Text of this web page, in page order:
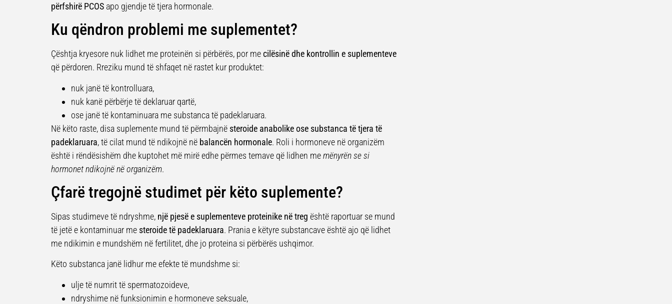
përfshirë PCOS apo gjendje të tjera hormonale.
Ku qëndron problemi me suplementet?
Çështja kryesore nuk lidhet me proteinën si përbërës, por mecilësinë dhe kontrollin e suplementeve
që përdoren. Rreziku mund të shfaqet në rastet kur produktet:
nuk janë të kontrolluara,
nuk kanë përbërje të deklaruar qartë,
ose janë të kontaminuara me substanca të padeklaruara.
Në këto raste, disa suplemente mund të përmbajnë steroide anabolike ose substanca të tjera të
padeklaruara, të cilat mund të ndikojnë në balancën hormonale. Roli i hormoneve në organizëm
është i rëndësishëm dhe kuptohet më mirë edhe përmes temave që lidhen memënyrën se si
hormonet ndikojnë në organizëm.
Çfarë tregojnë studimet për këto suplemente?
Sipas studimeve të ndryshme, një pjesë e suplementeve proteinike në treg është raportuar se mund
të jetë e kontaminuar me steroide të padeklaruara. Prania e këtyre substancave është ajo që lidhet
me ndikimin e mundshëm në fertilitet, dhe jo proteina si përbërës ushqimor.
Këto substanca janë lidhur me efekte të mundshme si:
ulje të numrit të spermatozoideve,
ndryshime në funksionimin e hormoneve seksuale,